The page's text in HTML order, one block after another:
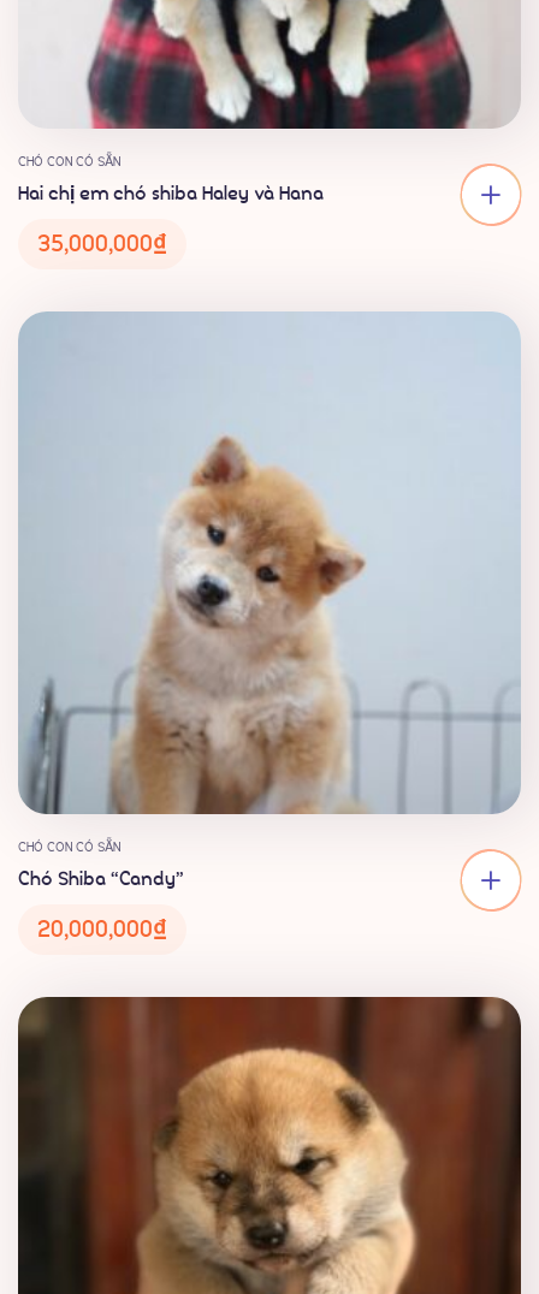
CHÓ CON CÓ SẴN
Hai chị em chó shiba Haley và Hana
35,000,000₫
CHÓ CON CÓ SẴN
Chó Shiba “Candy”
20,000,000₫